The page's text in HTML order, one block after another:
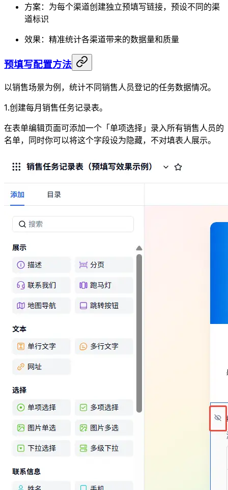
方案：为每个渠道创建独立预填写链接，预设不同的渠
道标识
效果：精准统计各渠道带来的数据量和质量
预填写配置方法
以销售场景为例，统计不同销售人员登记的任务数据情况。
1.创建每月销售任务记录表。
在表单编辑页面可添加一个「单项选择」录入所有销售人员的
名单，同时你可以将这个字段设为隐藏，不对填表人展示。